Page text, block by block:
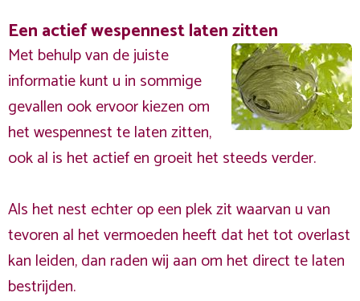
Een actief wespennest laten zitten
Met behulp van de juiste
informatie kunt u in sommige
gevallen ook ervoor kiezen om
het wespennest te laten zitten,
ook al is het actief en groeit het steeds verder.
Als het nest echter op een plek zit waarvan u van
tevoren al het vermoeden heeft dat het tot overlast
kan leiden, dan raden wij aan om het direct te laten
bestrijden.